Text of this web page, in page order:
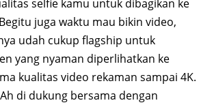
selfie kamu untuk dibagikan ke
juga waktu mau bikin video,
udah cukup flagship untuk
yang nyaman diperlihatkan ke
kualitas video rekaman sampai 4K.
di dukung bersama dengan